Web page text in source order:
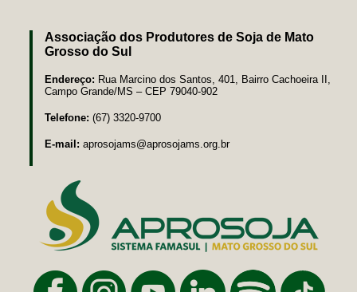
Associação dos Produtores de Soja de Mato
Grosso do Sul
Endereço: Rua Marcino dos Santos, 401, Bairro Cachoeira II,
Campo Grande/MS – CEP 79040-902
Telefone: (67) 3320-9700
E-mail: aprosojams@aprosojams.org.br